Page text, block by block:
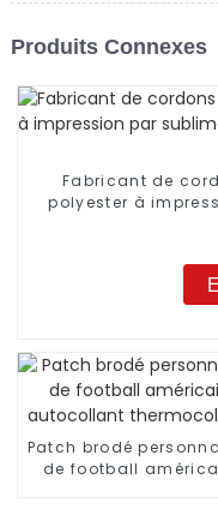
Produits Connexes
Fabricant de
polyester à
Patch brodé
de football